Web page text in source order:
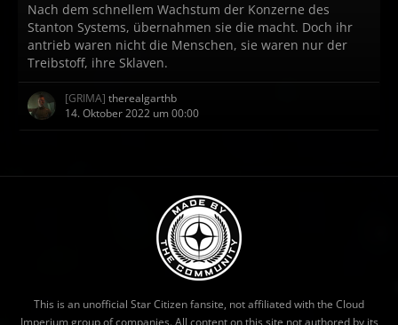
Nach dem schnellem Wachstum der Konzerne des
Stanton Systems, übernahmen sie die macht. Doch ihr
antrieb waren nicht die Menschen, sie waren nur der
Treibstoff, ihre Sklaven.
[GRIMA] therealgarthb
14. Oktober 2022 um 00:00
This is an unofficial Star Citizen fansite, not affiliated with the Cloud
Imperium group of companies. All content on this site not authored by its